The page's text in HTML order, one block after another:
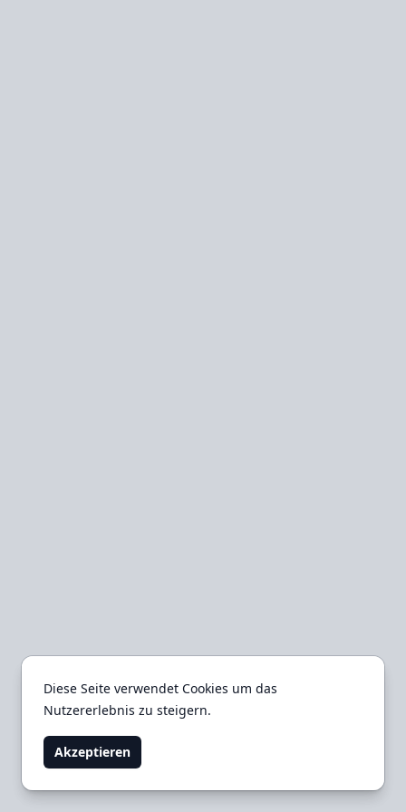
Diese Seite verwendet Cookies um das
Nutzererlebnis zu steigern.
Akzeptieren
Diese Seite verwendet Cookies um das
Nutzererlebnis zu steigern.
Akzeptieren